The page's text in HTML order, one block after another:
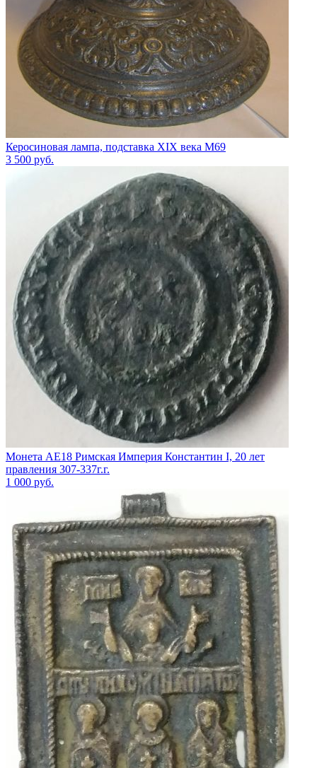
Керосиновая лампа, подставка XIX века М69
3 500 руб.
Монета АЕ18 Римская Империя Константин I, 20 лет
правления 307-337г.г.
1 000 руб.